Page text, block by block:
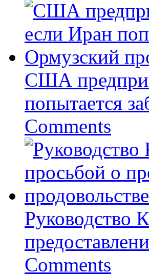
США
попытается
Comments
Руководство
Comments